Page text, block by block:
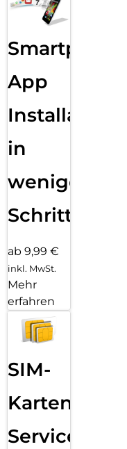
Smartphone
App
Installation
in
wenigen
Schritten
ab 9,99 €
inkl. MwSt.
Mehr
erfahren
SIM-
Karten
Service: